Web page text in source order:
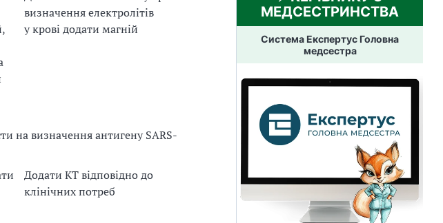
визначення електролітів
у крові додати магній
на визначення антигену SARS-
Додати КТ відповідно до
клінічних потреб
МЕДСЕСТРИНСТВА
Система Експертус Головна
медсестра